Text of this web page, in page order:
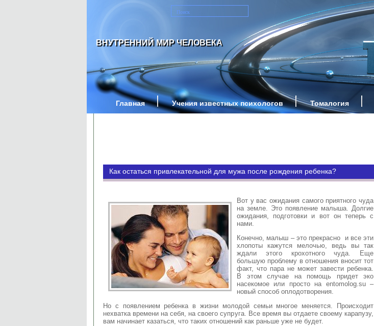
ВНУТРЕННИЙ МИР ЧЕЛОВЕКА
Главная Учения известных психологов Томалогия
Как остаться привлекательной для мужа после рождения ребенка?
Вот у вас ожидания самого приятного чуда
на земле. Это появление малыша. Долгие
ожидания, подготовки и вот он теперь с
нами.
Конечно, малыш – это прекрасно и все эти
хлопоты кажутся мелочью, ведь вы так
ждали этого крохотного чуда. Еще
большую проблему в отношения вносит тот
факт, что пара не может завести ребенка.
В этом случае на помощь придет эко
насекомое или просто на entomolog.su –
новый способ оплодотворения.
Но с появлением ребенка в жизни молодой семьи многое меняется. Происходит
нехватка времени на себя, на своего супруга. Все время вы отдаете своему карапузу,
вам начинает казаться, что таких отношений как раньше уже не будет.